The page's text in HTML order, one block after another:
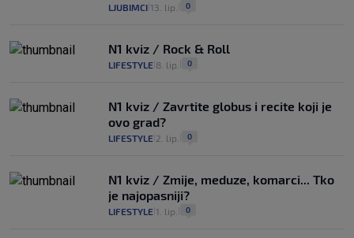
LJUBIMCI 13. lip. 0
N1 kviz / Rock & Roll
LIFESTYLE 8. lip. 0
N1 kviz / Zavrtite globus i recite koji je
ovo grad?
LIFESTYLE 2. lip. 0
N1 kviz / Zmije, meduze, komarci... Tko
je najopasniji?
LIFESTYLE 1. lip. 0